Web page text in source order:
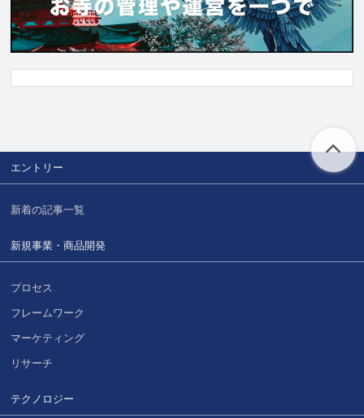
エントリー
新着の記事一覧
新規事業・商品開発
プロセス
フレームワーク
マーケティング
リサーチ
テクノロジー